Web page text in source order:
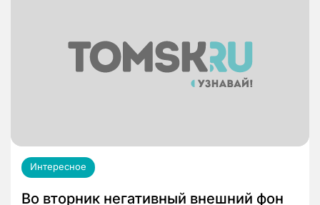
Интересное
Во вторник негативный внешний фон